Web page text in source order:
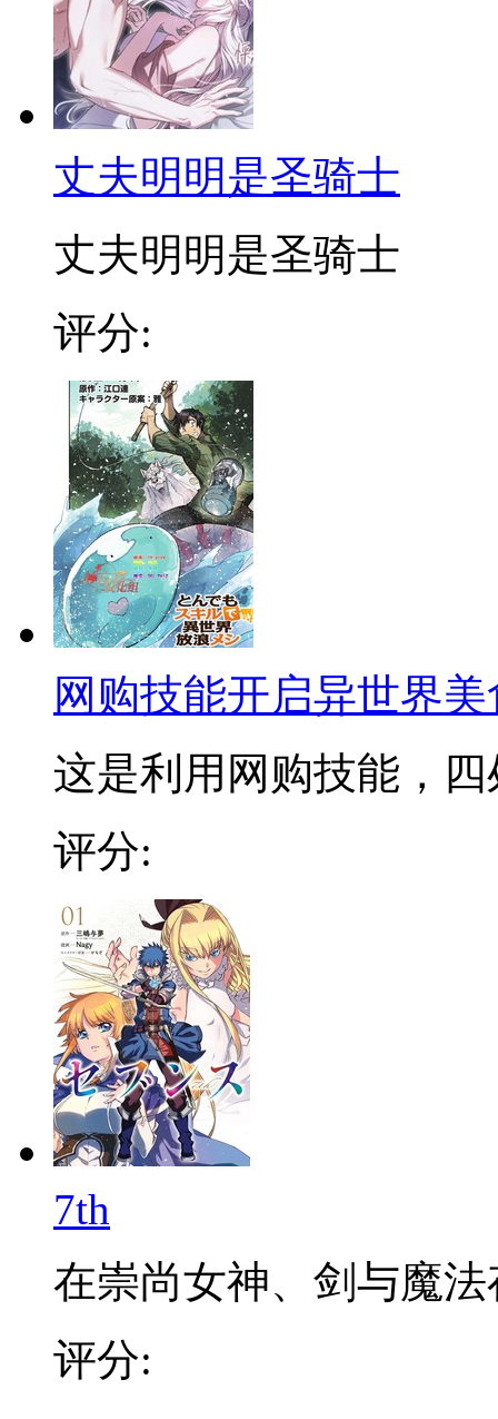
丈夫明明是圣骑士
丈夫明明是圣骑士
评分:
网购技能开启异世界
这是利用网购技能，四
评分:
7th
在崇尚女神、剑与魔法
评分: